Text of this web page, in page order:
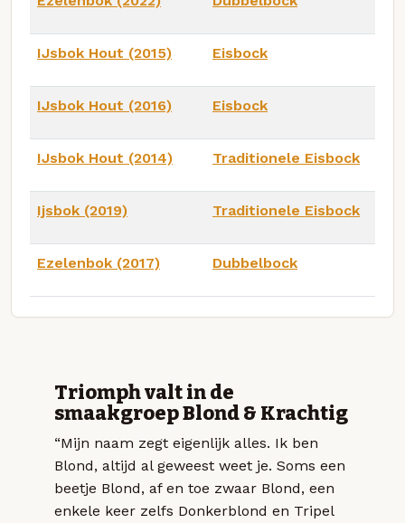
IJsbok Hout (2015) Eisbock
IJsbok Hout (2016) Eisbock
IJsbok Hout (2014) Traditionele Eisbock
Ijsbok (2019) Traditionele Eisbock
Ezelenbok (2017) Dubbelbock
Triomph valt in de
smaakgroep Blond & Krachtig
“Mijn naam zegt eigenlijk alles. Ik ben
Blond, altijd al geweest weet je. Soms een
beetje Blond, af en toe zwaar Blond, een
enkele keer zelfs Donkerblond en Tripel